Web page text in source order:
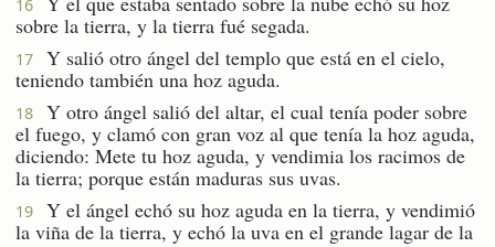
16
sobre la tierra, y la tierra fué segada.
17
Y salió otro ángel del templo que está en el cielo,
teniendo también una hoz aguda.
18
Y otro ángel salió del altar, el cual tenía poder sobre
el fuego, y clamó con gran voz al que tenía la hoz aguda,
diciendo: Mete tu hoz aguda, y vendimia los racimos de
la tierra; porque están maduras sus uvas.
19
Y el ángel echó su hoz aguda en la tierra, y vendimió
la viña de la tierra, y echó la uva en el grande lagar de la